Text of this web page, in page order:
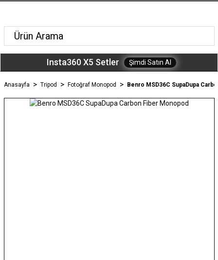
Insta360 X5 Setler Şimdi Satın Al
Anasayfa Tripod Fotoğraf Monopod Benro MSD36C SupaDupa